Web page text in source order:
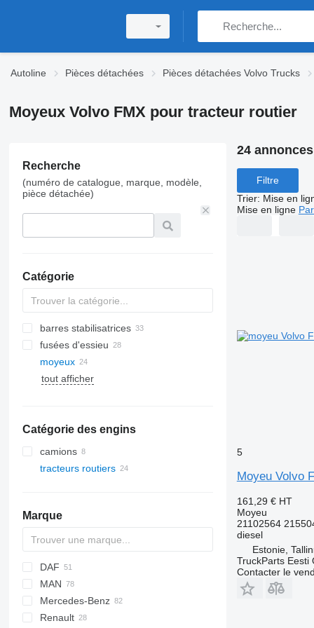
Autoline Pièces détachées Pièces détachées Volvo Trucks
Moyeux Volvo FMX pour tracteur routier
Recherche
(numéro de catalogue, marque, modèle,
pièce détachée)
Catégorie
barres stabilisatrices
fusées d'essieu
moyeux
tout afficher
Catégorie des engins
camions
tracteurs routiers
Marque
DAF
CF
LF
XF
Cargo
F-MAX
EuroCargo
Stralis
Trakker
AW
MAN
F90
L2000
Mercedes-Benz
Actros
Renault
24
Filtre
Trier: Mise en
Mise en ligne
5
Moyeu Volvo
161,29 € HT
Moyeu
21102564
diesel
Estonie,
TruckParts Eesti
Contacter le